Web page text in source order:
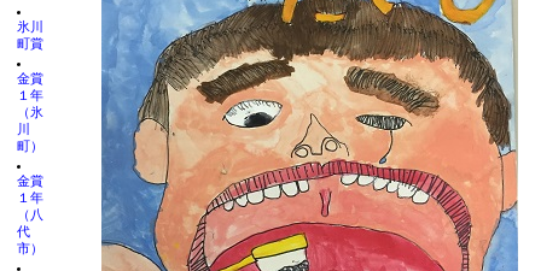
氷川
町賞
金賞
１年
（氷
川
町）
金賞
１年
（八
代
市）